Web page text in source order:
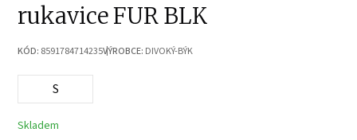
rukavice FUR BLK
KÓD: 8591784714235VÝROBCE: DIVOKÝ-BÝK
S
Skladem